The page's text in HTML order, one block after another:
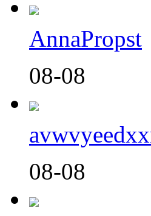
AnnaPropst
08-08
08-08